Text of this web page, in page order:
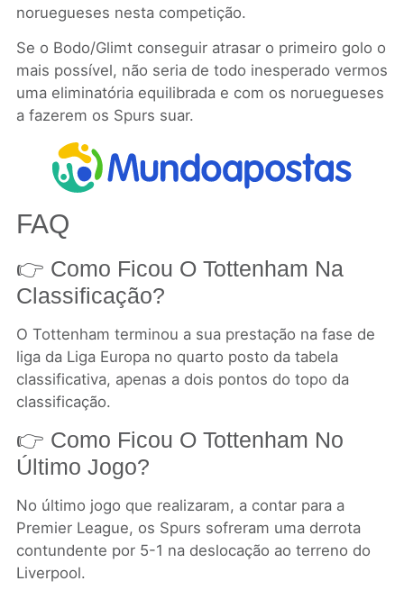
noruegueses nesta competição.
Se o Bodo/Glimt conseguir atrasar o primeiro golo o
mais possível, não seria de todo inesperado vermos
uma eliminatória equilibrada e com os noruegueses
a fazerem os Spurs suar.
FAQ
👉 Como Ficou O Tottenham Na
Classificação?
O Tottenham terminou a sua prestação na fase de
liga da Liga Europa no quarto posto da tabela
classificativa, apenas a dois pontos do topo da
classificação.
👉 Como Ficou O Tottenham No
Último Jogo?
No último jogo que realizaram, a contar para a
Premier League, os Spurs sofreram uma derrota
contundente por 5-1 na deslocação ao terreno do
Liverpool.